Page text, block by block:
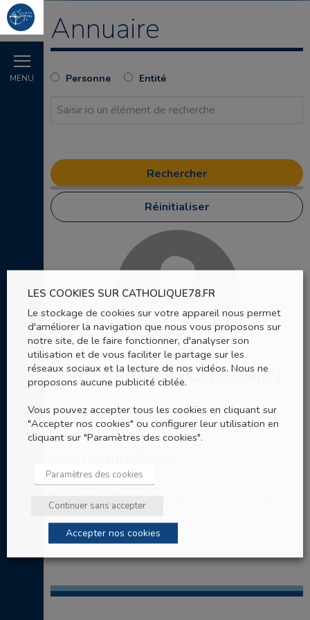
MENU
Annuaire
Personne Entité
Réinitialiser
M. Pierre JACQUEMIN
Laïc
Directeur de l'établissement d'enseignement
catholique lycée et LTPP Notre-Dame du Grandchamp
LES COOKIES SUR CATHOLIQUE78.FR
Le stockage de cookies sur votre appareil nous permet
d'améliorer la navigation que nous vous proposons sur
notre site, de le faire fonctionner, d'analyser son
utilisation et de vous faciliter le partage sur les
réseaux sociaux et la lecture de nos vidéos. Nous ne
proposons aucune publicité ciblée.
Vous pouvez accepter tous les cookies en cliquant sur
"Accepter nos cookies" ou configurer leur utilisation en
cliquant sur "Paramètres des cookies".
Paramètres des cookies
Continuer sans accepter
Accepter nos cookies